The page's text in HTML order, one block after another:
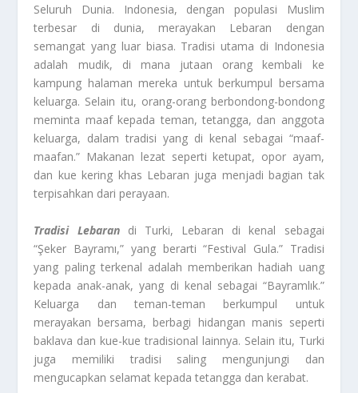
Seluruh Dunia. Indonesia, dengan populasi Muslim
terbesar di dunia, merayakan Lebaran dengan
semangat yang luar biasa. Tradisi utama di Indonesia
adalah mudik, di mana jutaan orang kembali ke
kampung halaman mereka untuk berkumpul bersama
keluarga. Selain itu, orang-orang berbondong-bondong
meminta maaf kepada teman, tetangga, dan anggota
keluarga, dalam tradisi yang di kenal sebagai “maaf-
maafan.” Makanan lezat seperti ketupat, opor ayam,
dan kue kering khas Lebaran juga menjadi bagian tak
terpisahkan dari perayaan.
Tradisi Lebaran
di Turki, Lebaran di kenal sebagai
“Şeker Bayramı,” yang berarti “Festival Gula.” Tradisi
yang paling terkenal adalah memberikan hadiah uang
kepada anak-anak, yang di kenal sebagai “Bayramlık.”
Keluarga dan teman-teman berkumpul untuk
merayakan bersama, berbagi hidangan manis seperti
baklava dan kue-kue tradisional lainnya. Selain itu, Turki
juga memiliki tradisi saling mengunjungi dan
mengucapkan selamat kepada tetangga dan kerabat.